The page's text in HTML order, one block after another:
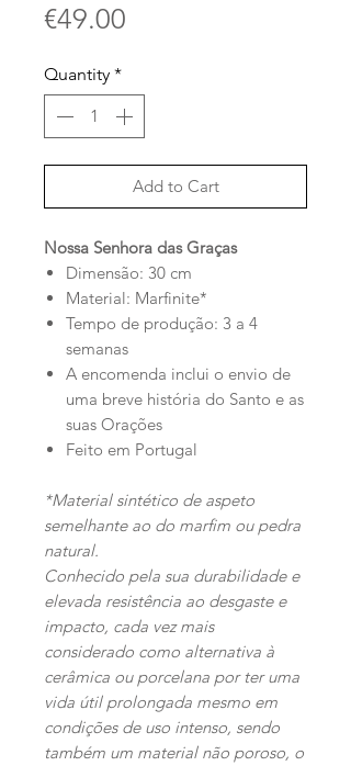
€49.00
Quantity *
Add to Cart
Nossa Senhora das Graças
Dimensão: 30 cm
Material: Marfinite*
Tempo de produção: 3 a 4
semanas
A encomenda inclui o envio de
uma breve história do Santo e as
suas Orações
Feito em Portugal
*Material sintético de aspeto
semelhante ao do marfim ou pedra
natural.
Conhecido pela sua durabilidade e
elevada resistência ao desgaste e
impacto, cada vez mais
considerado como alternativa à
cerâmica ou porcelana por ter uma
vida útil prolongada mesmo em
condições de uso intenso, sendo
também um material não poroso, o